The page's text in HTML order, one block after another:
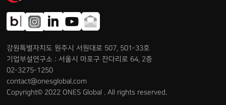
강원특별자치도 원주시 서원대로 507, 501-33호
기업부설연구소 : 서울시 마포구 잔다리로 64, 2층
02-3275-1250
contact@onesglobal.com
Copyright© 2022 ONES Global . All rights reserved.